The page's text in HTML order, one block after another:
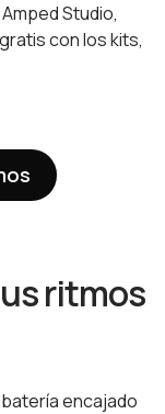
Studio,
con los kits,
ritmos
encajado